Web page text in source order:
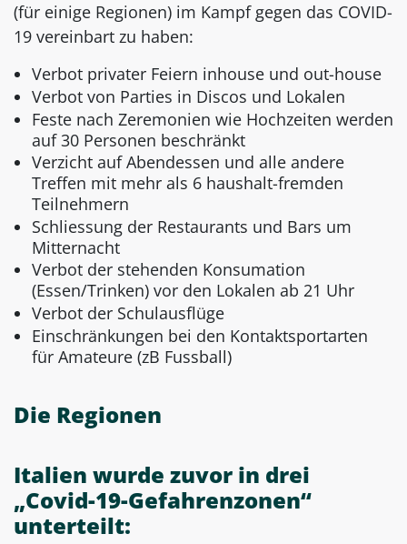
(für einige Regionen) im Kampf gegen das COVID-
19 vereinbart zu haben:
Verbot privater Feiern inhouse und out-house
Verbot von Parties in Discos und Lokalen
Feste nach Zeremonien wie Hochzeiten werden
auf 30 Personen beschränkt
Verzicht auf Abendessen und alle andere
Treffen mit mehr als 6 haushalt-fremden
Teilnehmern
Schliessung der Restaurants und Bars um
Mitternacht
Verbot der stehenden Konsumation
(Essen/Trinken) vor den Lokalen ab 21 Uhr
Verbot der Schulausflüge
Einschränkungen bei den Kontaktsportarten
für Amateure (zB Fussball)
Die Regionen
Italien wurde zuvor in drei
„Covid-19-Gefahrenzonen“
unterteilt: